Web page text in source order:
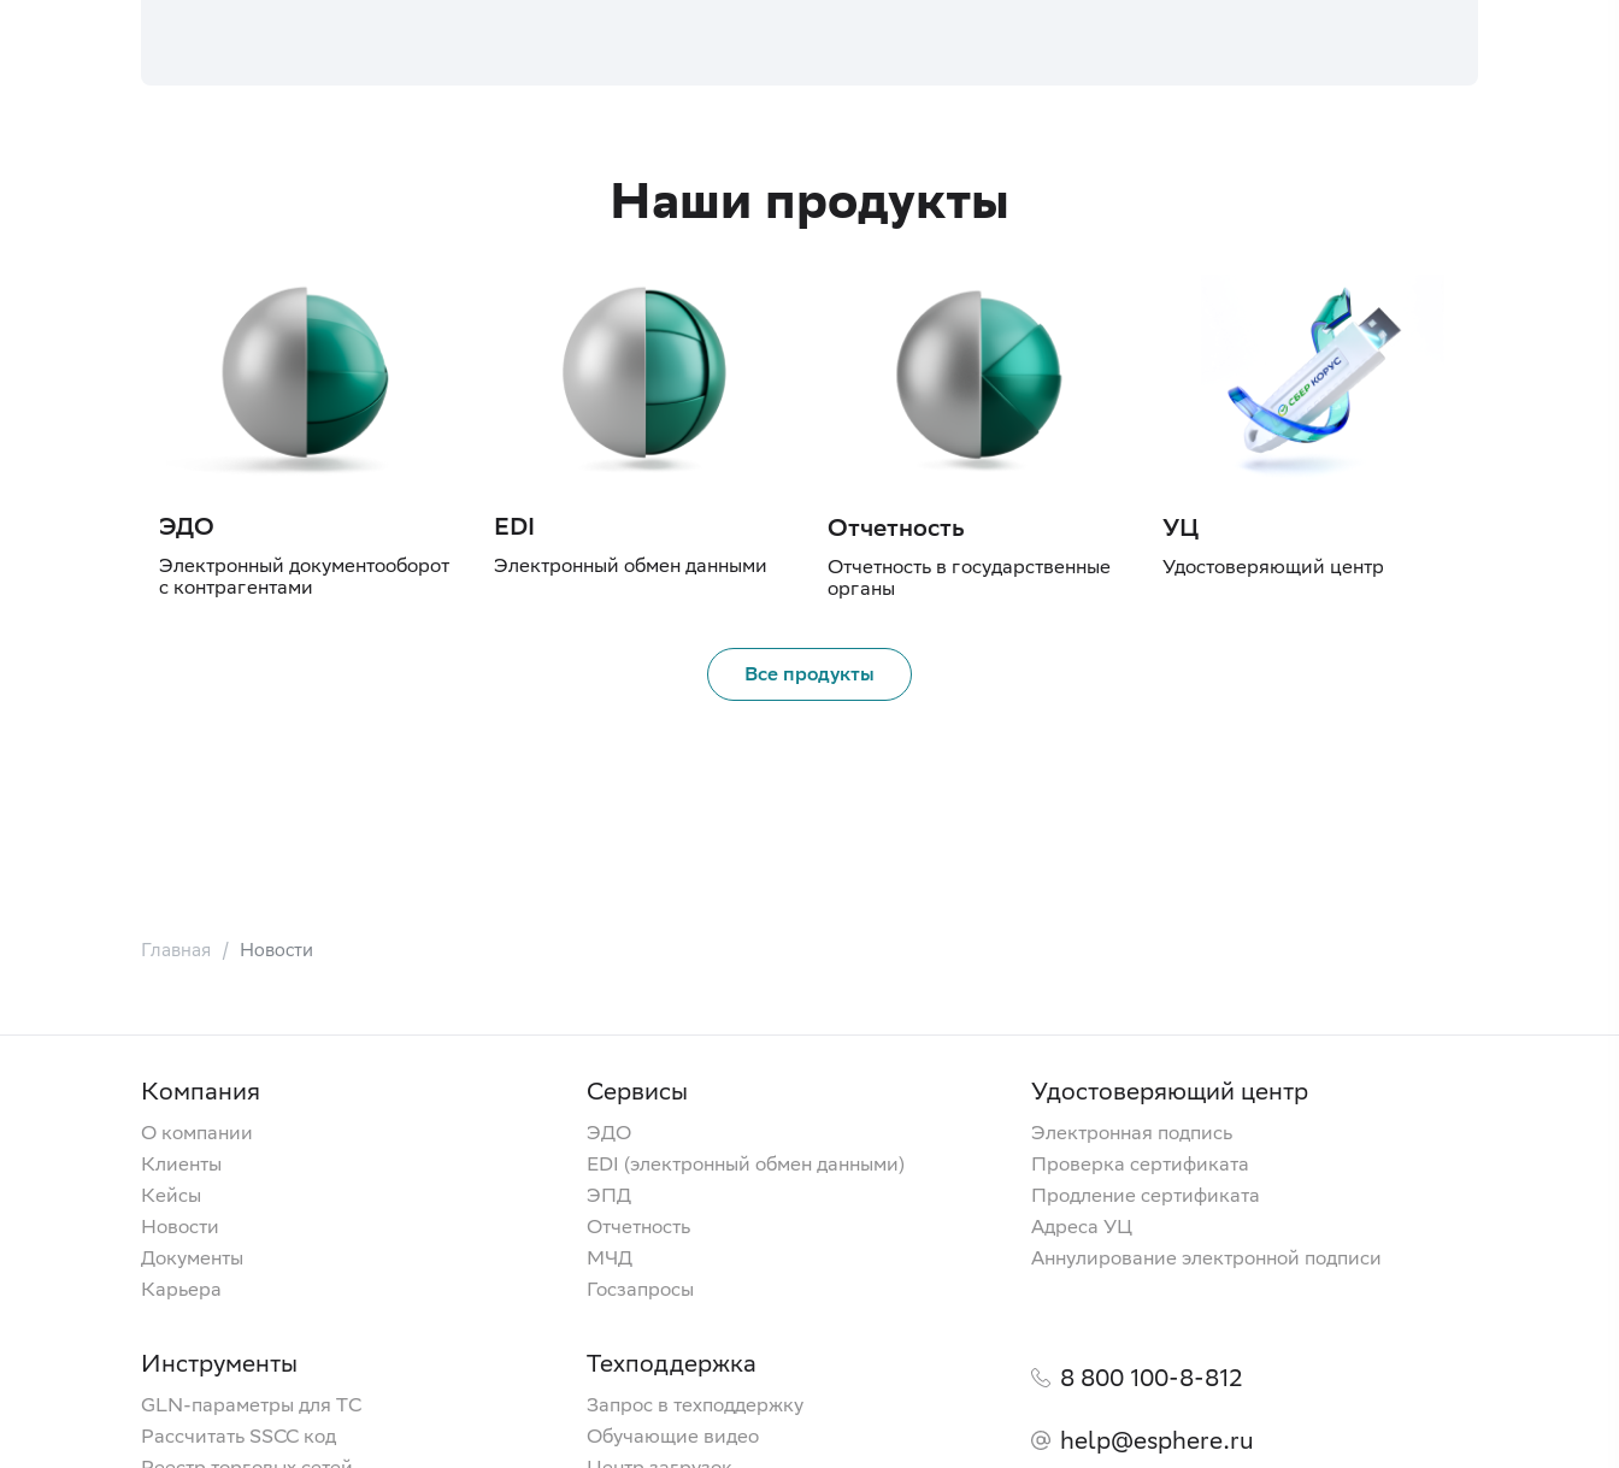
Наши продукты
ЭДО
Электронный документооборот
с контрагентами
EDI
Электронный обмен данными
Отчетность
Отчетность в государственные
органы
УЦ
Удостоверяющий центр
Все продукты
Главная Новости
Компания
О компании
Клиенты
Кейсы
Новости
Документы
Карьера
Сервисы
ЭДО
EDI (электронный обмен данными)
ЭПД
Отчетность
МЧД
Госзапросы
Удостоверяющий центр
Электронная подпись
Проверка сертификата
Продление сертификата
Адреса УЦ
Аннулирование электронной подписи
Инструменты
GLN-параметры для ТС
Рассчитать SSCC код
Техподдержка
Запрос в техподдержку
Обучающие видео
8 800 100-8-812
help@esphere.ru